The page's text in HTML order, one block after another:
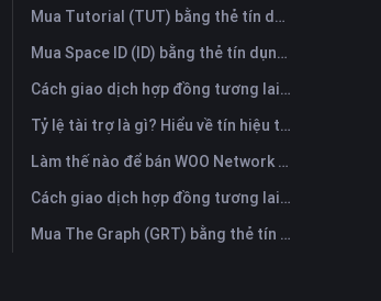
Mua Tutorial (TUT) bằng thẻ tín dụng hoặc thẻ ghi nợ ngay lập tức
Mua Space ID (ID) bằng thẻ tín dụng hoặc thẻ ghi nợ ngay lập tức
Cách giao dịch hợp đồng tương lai Polkadot (DOT): Hướng dẫn toàn diện cho người mới bắt đầu
Tỷ lệ tài trợ là gì? Hiểu về tín hiệu thị trường và những sai lầm thường gặp khi sử dụng nó
Làm thế nào để bán WOO Network (WOO)? | FameEX
Cách giao dịch hợp đồng tương lai Optimism (OP): Hướng dẫn toàn diện cho người mới bắt đầu
Mua The Graph (GRT) bằng thẻ tín dụng hoặc thẻ ghi nợ ngay lập tức